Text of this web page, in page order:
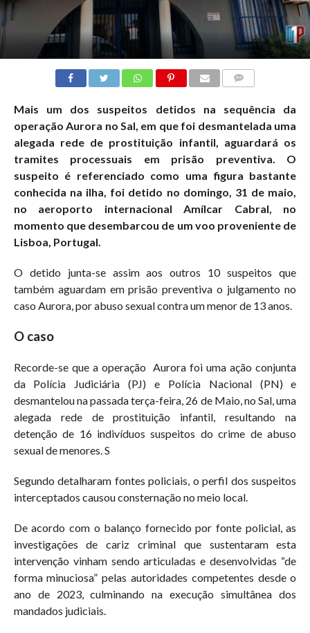
Mais um dos suspeitos detidos na sequência da
operação Aurora no Sal, em que foi desmantelada uma
alegada rede de prostituição infantil, aguardará os
tramites processuais em prisão preventiva. O
suspeito é referenciado como uma figura bastante
conhecida na ilha, foi detido no domingo, 31 de maio,
no aeroporto internacional Amílcar Cabral, no
momento que desembarcou de um voo proveniente de
Lisboa, Portugal.
O detido junta-se assim aos outros 10 suspeitos que
também aguardam em prisão preventiva o julgamento no
caso Aurora, por abuso sexual contra um menor de 13 anos.
O caso
Recorde-se que a operação Aurora foi uma ação conjunta
da Polícia Judiciária (PJ) e Polícia Nacional (PN) e
desmantelou na passada terça-feira, 26 de Maio, no Sal, uma
alegada rede de prostituição infantil, resultando na
detenção de 16 indivíduos suspeitos do crime de abuso
sexual de menores. S
Segundo detalharam fontes policiais, o perfil dos suspeitos
interceptados causou consternação no meio local.
De acordo com o balanço fornecido por fonte policial, as
investigações de cariz criminal que sustentaram esta
intervenção vinham sendo articuladas e desenvolvidas “de
forma minuciosa” pelas autoridades competentes desde o
ano de 2023, culminando na execução simultânea dos
mandados judiciais.